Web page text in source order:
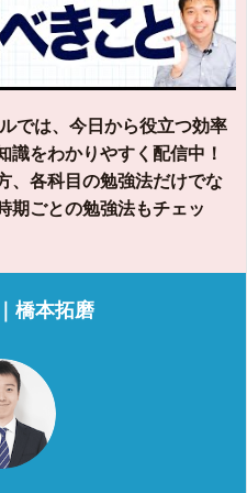
では、今日から役立つ効率
識をわかりやすく配信中！
、各科目の勉強法だけでな
期ごとの勉強法もチェッ
橋本拓磨